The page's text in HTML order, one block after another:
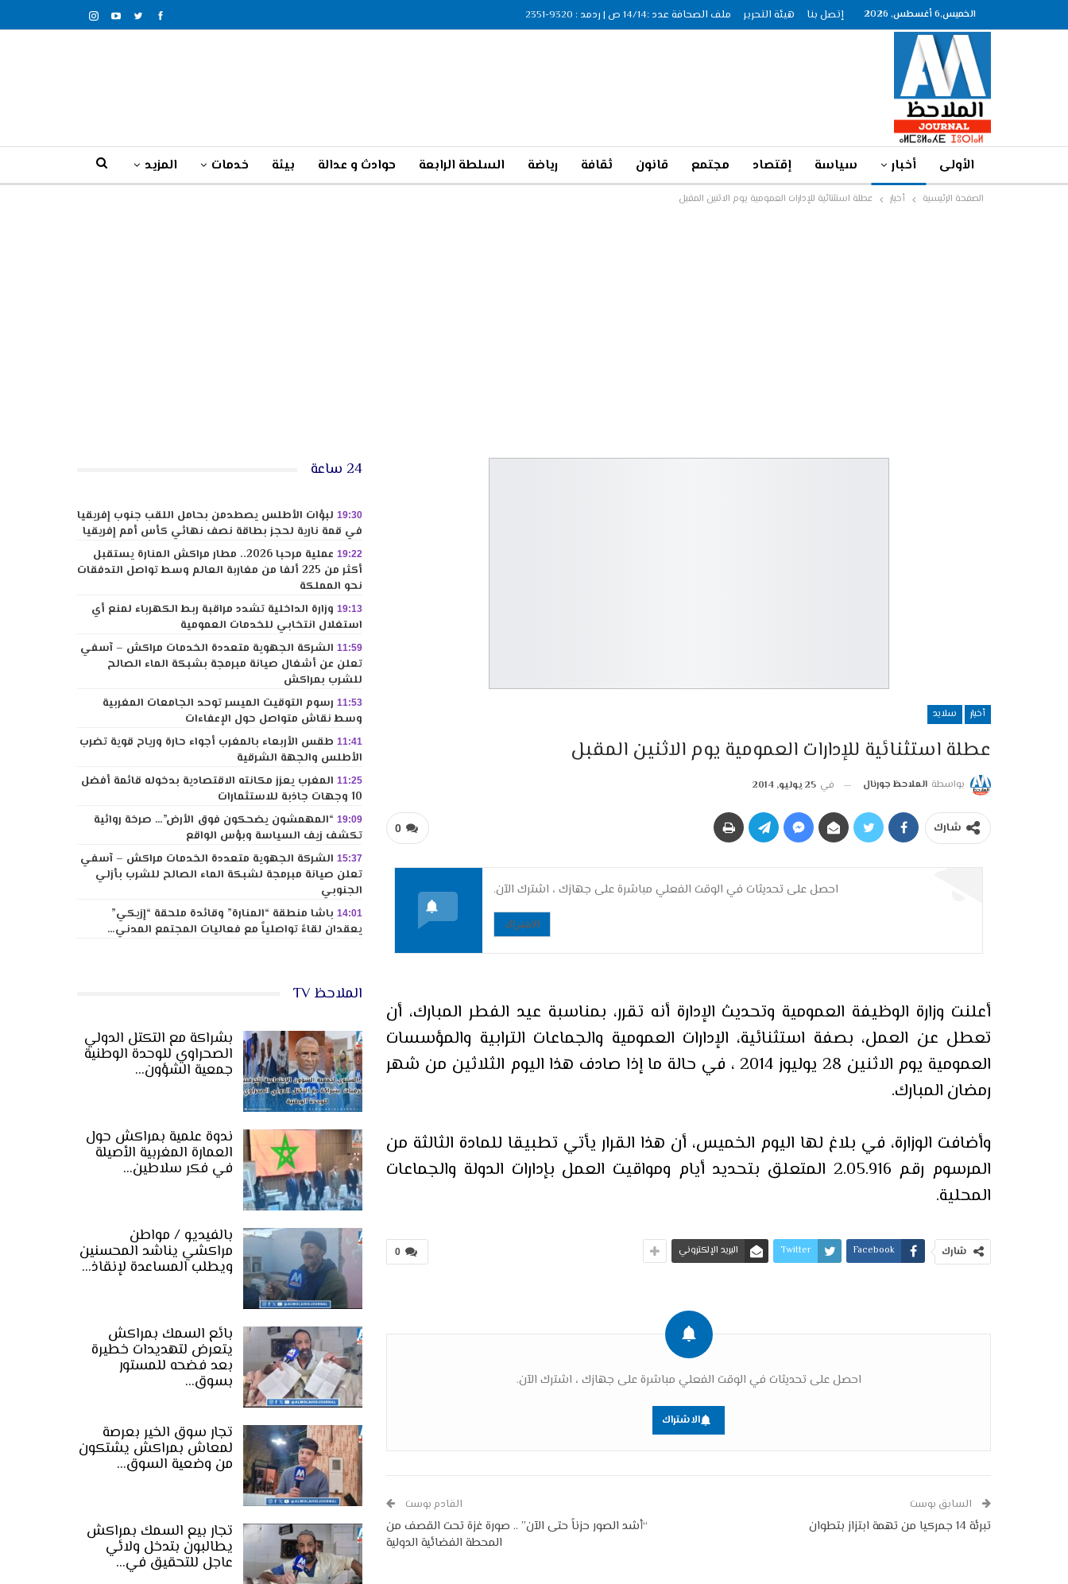
الخميس,6 أغسطس, 2026 إتصل بنا هيئة التحرير ملف الصحافة عدد :14/14 ص | ردمد : 9320-2351
الأولى أخبار سياسة إقتصاد مجتمع قانون ثقافة رياضة السلطة الرابعة حوادث و عدالة بيئة خدمات المزيد
الصفحة الرئيسية أخبار عطلة استثنائية للإدارات العمومية يوم الاثنين المقبل
أخبار سلايد
عطلة استثنائية للإدارات العمومية يوم الاثنين المقبل
بواسطة الملاحظ جورنال في 25 يوليو, 2014
0 شارك
احصل على تحديثات في الوقت الفعلي مباشرة على جهازك ، اشترك الآن.
الاشتراك
أعلنت وزارة الوظيفة العمومية وتحديث الإدارة أنه تقرر، بمناسبة عيد الفطر المبارك، أن
تعطل عن العمل، بصفة استثنائية، الإدارات العمومية والجماعات الترابية والمؤسسات
العمومية يوم الاثنين 28 يوليوز 2014 ، في حالة ما إذا صادف هذا اليوم الثلاثين من شهر
رمضان المبارك.
وأضافت الوزارة، في بلاغ لها اليوم الخميس، أن هذا القرار يأتي تطبيقا للمادة الثالثة من
المرسوم رقم 2.05.916 المتعلق بتحديد أيام ومواقيت العمل بإدارات الدولة والجماعات
المحلية.
0 شارك Facebook
Twitter البريد الإلكتروني
احصل على تحديثات في الوقت الفعلي مباشرة على جهازك ، اشترك الآن.
الاشتراك
السابق بوست
تبرئة 14 جمركيا من تهمة ابتزاز بتطوان
القادم بوست
“أشد الصور حزناً حتى الآن” .. صورة غزة تحت القصف من
المحطة الفضائية الدولية
24 ساعة
19:30 لبؤات الأطلس يصطدمن بحامل اللقب جنوب إفريقيا
في قمة نارية لحجز بطاقة نصف نهائي كأس أمم إفريقيا
19:22
عملية مرحبا 2026.. مطار مراكش المنارة يستقبل
أكثر من 225 ألفا من مغاربة العالم وسط تواصل التدفقات
نحو المملكة
19:13 وزارة الداخلية تشدد مراقبة ربط الكهرباء لمنع أي
استغلال انتخابي للخدمات العمومية
11:59 الشركة الجهوية متعددة الخدمات مراكش – آسفي
تعلن عن أشغال صيانة مبرمجة بشبكة الماء الصالح
للشرب بمراكش
11:53 رسوم التوقيت الميسر توحد الجامعات المغربية
وسط نقاش متواصل حول الإعفاءات
11:41 طقس الأربعاء بالمغرب أجواء حارة ورياح قوية تضرب
الأطلس والجهة الشرقية
11:25 المغرب يعزز مكانته الاقتصادية بدخوله قائمة أفضل
10 وجهات جاذبة للاستثمارات
19:09 “المهمشون يضحكون فوق الأرض”… صرخة روائية
تكشف زيف السياسة وبؤس الواقع
15:37 الشركة الجهوية متعددة الخدمات مراكش – آسفي
تعلن صيانة مبرمجة لشبكة الماء الصالح للشرب بأزلي
الجنوبي
14:01 باشا منطقة “المنارة” وقائدة ملحقة “إزيكي”
يعقدان لقاءً تواصلياً مع فعاليات المجتمع المدني…
الملاحظ TV
بشراكة مع التكتل الدولي
الصحراوي للوحدة الوطنية
جمعية الشؤون…
ندوة علمية بمراكش حول
العمارة المغربية الأصيلة
في فكر سلاطين…
بالفيديو / مواطن
مراكشي يناشد المحسنين
ويطلب المساعدة لإنقاذ…
بائع السمك بمراكش
يتعرض لتهديدات خطيرة
بعد فضحه للمستور
بسوق…
تجار سوق الخير بعرصة
لمعاش بمراكش يشتكون
من وضعية السوق…
تجار بيع السمك بمراكش
يطالبون بتدخل ولائي
عاجل للتحقيق في…